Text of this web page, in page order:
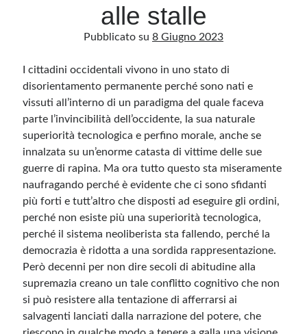
Categorie
Questo blog non rappresenta una testata giornalistica, in quanto viene aggiornato
senza alcuna periodicità. Non può pertanto considerarsi un prodotto editoriale ai
sensi della legge n· 62 del 7.03.2001. L’autore non è responsabile di quanto
pubblicato dai lettori nei commenti ai vari post. Saranno comunque cancellati quelli
ritenuti offensivi o lesivi dell’immagine o dell’onorabilità di terzi, di genere spam,
razzisti o che contengano dati personali non conformi al rispetto delle norme sulla
privacy. Alcune immagini inserite in questo blog sono tratte da Internet e, pertanto,
diritti d’autore, vi invito a comunicarlo via e-mail a info[at]dinovalle.it e saranno
tramite link né del loro contenuto, che può essere soggetto a variazioni nel tempo.
alle stalle
Pubblicato su 8 Giugno 2023
I cittadini occidentali vivono in uno stato di
disorientamento permanente perché sono nati e
vissuti all’interno di un paradigma del quale faceva
parte l’invincibilità dell’occidente, la sua naturale
superiorità tecnologica e perfino morale, anche se
innalzata su un’enorme catasta di vittime delle sue
guerre di rapina. Ma ora tutto questo sta miseramente
naufragando perché è evidente che ci sono sfidanti
più forti e tutt’altro che disposti ad eseguire gli ordini,
perché non esiste più una superiorità tecnologica,
perché il sistema neoliberista sta fallendo, perché la
democrazia è ridotta a una sordida rappresentazione.
Però decenni per non dire secoli di abitudine alla
supremazia creano un tale conflitto cognitivo che non
si può resistere alla tentazione di afferrarsi ai
salvagenti lanciati dalla narrazione del potere, che